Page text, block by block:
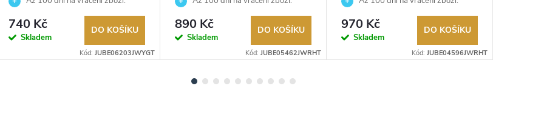
Autorizovaný prodejce.
740 Kč
Skladem
DO KOŠÍKU
Kód: JUBE06203JWYGT
Autorizovaný prodejce.
890 Kč
Skladem
DO KOŠÍKU
Kód: JUBE05462JWRHT
Autorizovaný prodejce.
970 Kč
Skladem
DO KOŠÍKU
Kód: JUBE04596JWRHT